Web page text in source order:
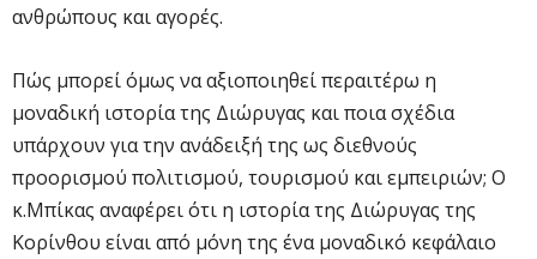
ανθρώπους και αγορές.
Πώς μπορεί όμως να αξιοποιηθεί περαιτέρω η
μοναδική ιστορία της Διώρυγας και ποια σχέδια
υπάρχουν για την ανάδειξή της ως διεθνούς
προορισμού πολιτισμού, τουρισμού και εμπειριών; Ο
κ.Μπίκας αναφέρει ότι η ιστορία της Διώρυγας της
Κορίνθου είναι από μόνη της ένα μοναδικό κεφάλαιο